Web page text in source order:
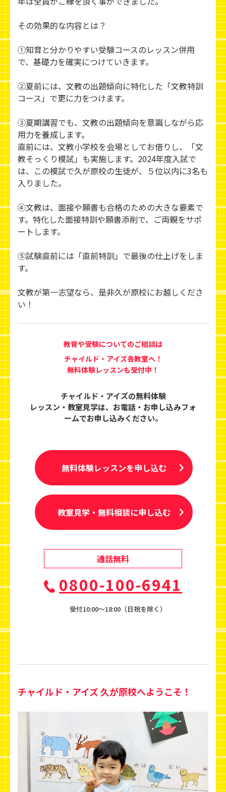
その効果的な内容とは？
①知育と分かりやすい受験コースのレッスン併用
で、基礎力を確実につけていきます。
②夏前には、文教の出題傾向に特化した「文教特訓
コース」で更に力をつけます。
③夏期講習でも、文教の出題傾向を意識しながら応
用力を養成します。
直前には、文教小学校を会場としてお借りし、「文
教そっくり模試」も実施します。2024年度入試で
は、この模試で久が原校の生徒が、５位以内に3名も
入りました。
④文教は、面接や願書も合格のための大きな要素で
す。特化した面接特訓や願書添削で、ご両親をサポ
ートします。
⑤試験直前には「直前特訓」で最後の仕上げをしま
す。
文教が第一志望なら、是非久が原校にお越しくださ
い！
教育や受験についてのご相談は
チャイルド・アイズ各教室へ！
無料体験レッスンも受付中！
チャイルド・アイズの無料体験
レッスン・教室見学は、 お電話・お申し込みフォ
ームでお申し込みください。
無料体験レッスンを申し込む
教室見学・無料相談に申し込む
通話無料
0800-100-6941
受付10:00〜18:00（日祝を除く）
チャイルド・アイズ 久が原校へようこそ！